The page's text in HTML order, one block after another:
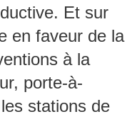
Et sur
en faveur de la
à la
porte-à-
stations de